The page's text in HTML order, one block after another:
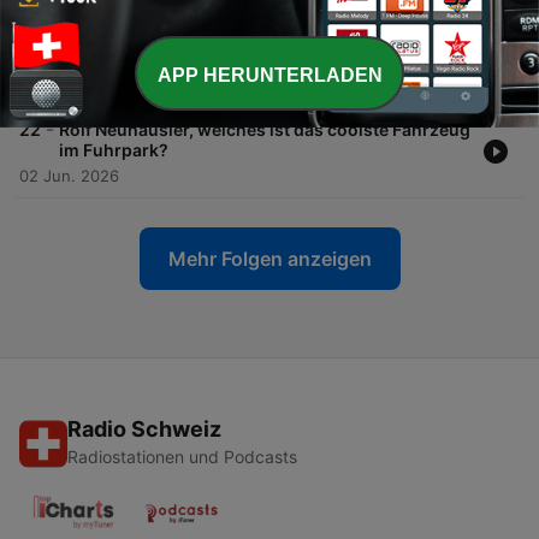
-
Tanya Schild, welche Flächen kann man am
Flughafen Zürich mieten - und für was?
09 Jun. 2026
22 - Rolf Neuhäusler, welches ist das coolste Fahrzeug
im Fuhrpark?
02 Jun. 2026
Mehr Folgen anzeigen
Radio Schweiz
Radiostationen und Podcasts
APP HERUNTERLADEN